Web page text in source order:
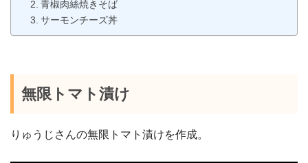
青椒肉絲焼きそば
サーモンチーズ丼
無限トマト漬け
りゅうじさんの無限トマト漬けを作成。